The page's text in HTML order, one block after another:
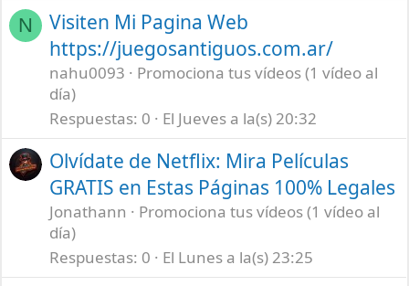
N
Visiten Mi Pagina Web
https://juegosantiguos.com.ar/
nahu0093
Promociona tus vídeos (1 vídeo al
día)
Respuestas 0 El Jueves a la(s) 20:32
Olvídate de Netflix: Mira Películas
GRATIS en Estas Páginas 100% Legales
Jonathann
Promociona tus vídeos (1 vídeo al
día)
Respuestas 0 El Lunes a la(s) 23:25